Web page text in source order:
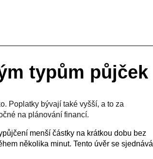
typům půjček
Poplatky bývají také vyšší, a to za
na plánování financí.
menší částky na krátkou dobu bez
několika minut. Tento úvěr se sjednává